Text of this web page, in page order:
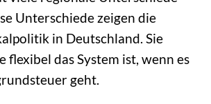
Unterschiede zeigen die
in Deutschland. Sie
flexibel das System ist, wenn es
geht.